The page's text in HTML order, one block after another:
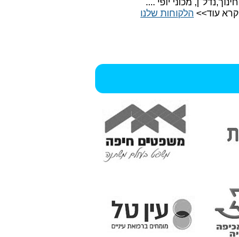
חינוך,נדל"ן, מכוני יופי ....
קרא עוד>> הלקוחות שלנו